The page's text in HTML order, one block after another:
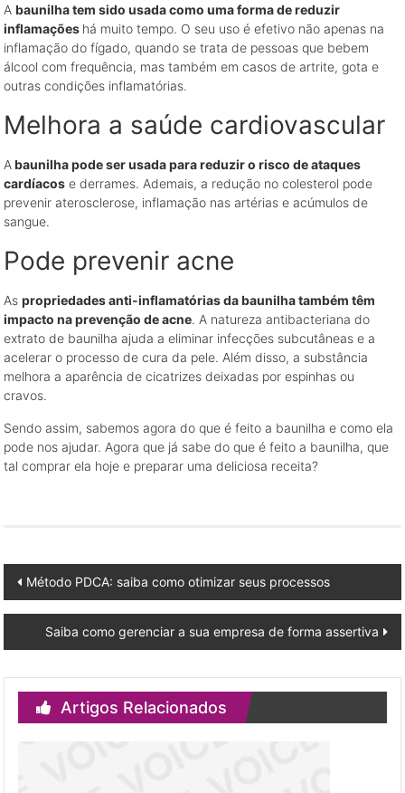
Abaunilha tem sido usada como uma forma de reduzir
inflamações há muito tempo. O seu uso é efetivo não apenas na
inflamação do fígado, quando se trata de pessoas que bebem
álcool com frequência, mas também em casos de artrite, gota e
outras condições inflamatórias.
Melhora a saúde cardiovascular
Abaunilha pode ser usada para reduzir o risco de ataques
cardíacos e derrames. Ademais, a redução no colesterol pode
prevenir aterosclerose, inflamação nas artérias e acúmulos de
sangue.
Pode prevenir acne
Aspropriedades anti-inflamatórias da baunilha também têm
impacto na prevenção de acne. A natureza antibacteriana do
extrato de baunilha ajuda a eliminar infecções subcutâneas e a
acelerar o processo de cura da pele. Além disso, a substância
melhora a aparência de cicatrizes deixadas por espinhas ou
cravos.
Sendo assim, sabemos agora do que é feito a baunilha e como ela
pode nos ajudar. Agora que já sabe do que é feito a baunilha, que
tal comprar ela hoje e preparar uma deliciosa receita?
Post
navigation
Método PDCA: saiba como otimizar seus processos
Saiba como gerenciar a sua empresa de forma assertiva
Artigos Relacionados